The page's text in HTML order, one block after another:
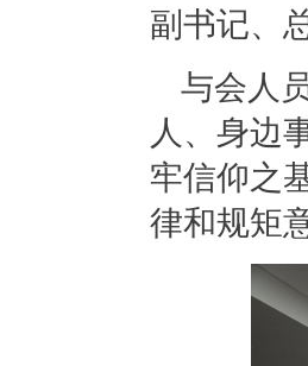
副书记、
与会人
人、身边
牢信仰之
律和规矩